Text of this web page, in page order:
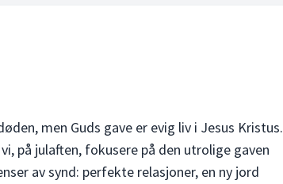
men Guds gave er evig liv i Jesus Kristus.
på julaften, fokusere på den utrolige gaven
av synd: perfekte relasjoner, en ny jord